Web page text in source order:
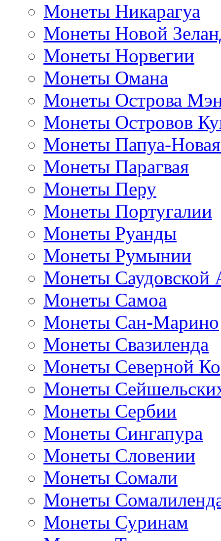
Монеты Никарагуа
Монеты Новой
Монеты Норвегии
Монеты Омана
Монеты Острова
Монеты Островов
Монеты Папуа-
Монеты Парагвая
Монеты Перу
Монеты Португалии
Монеты Руанды
Монеты Румынии
Монеты Саудовской
Монеты Самоа
Монеты Сан-Марино
Монеты Свазиленда
Монеты Северной
Монеты
Монеты Сербии
Монеты Сингапура
Монеты Словении
Монеты Сомали
Монеты
Монеты Суринам